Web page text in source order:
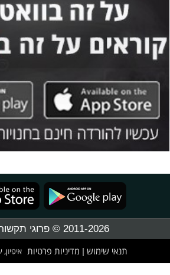
2011-2026 © פרוגי תקשורת בע"מ
תנאי שימוש מדיניות פרטיות